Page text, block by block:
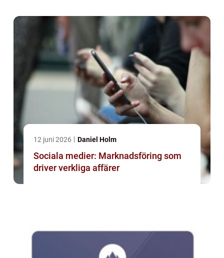
12 juni 2026 Daniel Holm
Sociala medier: Marknadsföring som
driver verkliga affärer